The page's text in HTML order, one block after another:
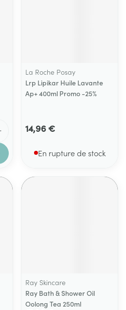
La Roche Posay
Lrp Lipikar Huile Lavante
Ap+ 400ml Promo -25%
14,96 €
En rupture de stock
Ray Skincare
Ray Bath & Shower Oil
Oolong Tea 250ml